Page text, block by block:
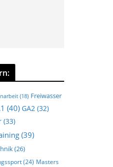
(18) Freiwasser
(40) GA2 (32)
(33)
(39)
(26)
(24) Masters